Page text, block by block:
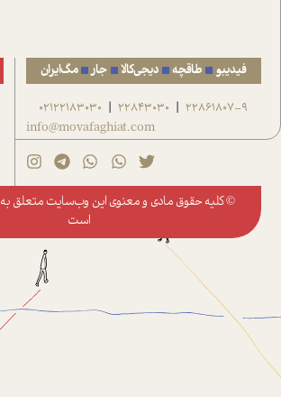
فیدیبو طاقچه دیجی‌کالا جار مگ‌ایران
22861807-9
|
22843030
|
02122183030
info@movafaghiat.com
© کلیه حقوق مادی و معنوی این وب‌سایت متعلق به
است